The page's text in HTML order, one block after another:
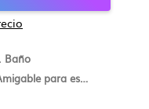
para estancias largas